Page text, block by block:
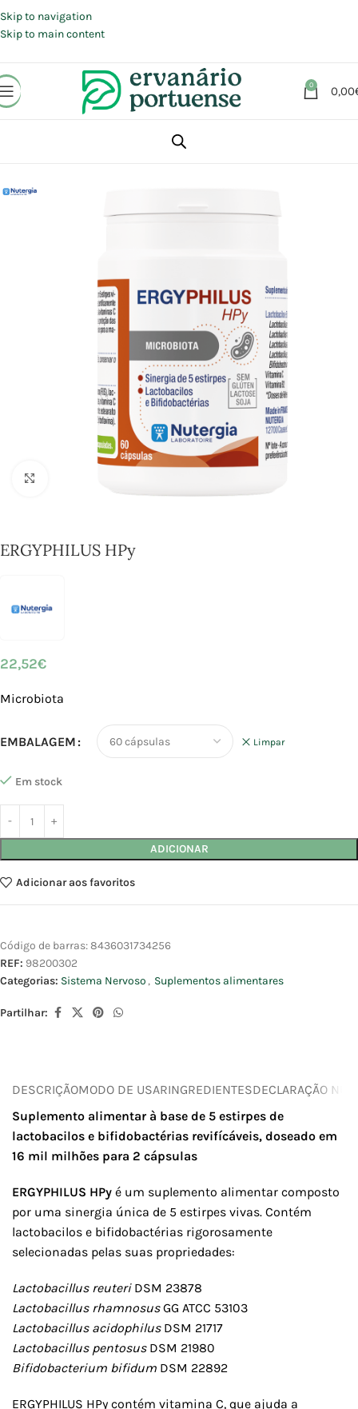
Skip to navigation
Skip to main content
0 0,00
Suplementos alimentares
ERGYPHILUS HPy
22,52€
Microbiota
EMBALAGEM Limpar
Em stock
ADICIONAR
Adicionar aos favoritos
Código de barras:8436031734256
REF: 98200302
Categorias: Sistema Nervoso , Suplementos alimentares
Partilhar:
DESCRIÇÃOMODO DE USARINGREDIENTESDECLARAÇÃO
Suplemento alimentar à base de 5 estirpes de
lactobacilos e bifidobactérias revifícáveis, doseado em
16 mil milhões para 2 cápsulas
ERGYPHILUS HPy é um suplemento alimentar composto
por uma sinergia única de 5 estirpes vivas. Contém
lactobacilos e bifidobactérias rigorosamente
selecionadas pelas suas propriedades:
Lactobacillus reuteri DSM 23878
Lactobacillus rhamnosusGG ATCC 53103
Lactobacillus acidophilus DSM 21717
Lactobacillus pentosus DSM 21980
Bifidobacterium bifidum DSM 22892
ERGYPHILUS HPy contém vitamina C, que ajuda a